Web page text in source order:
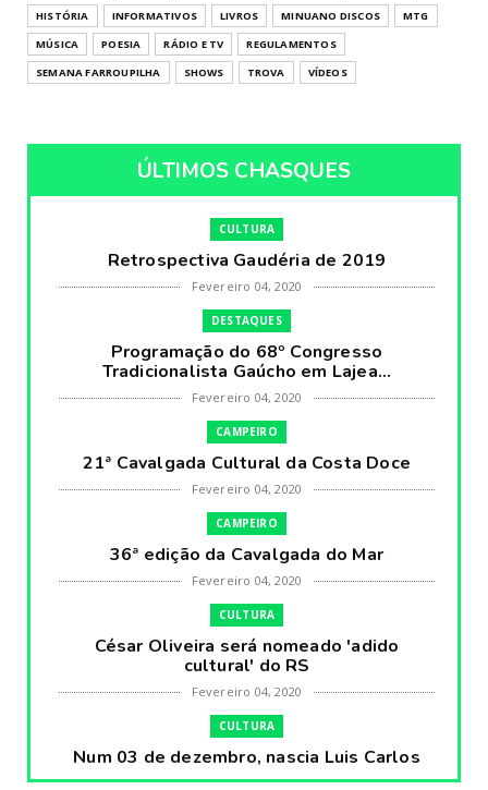
HISTÓRIA
INFORMATIVOS LIVROS MINUANO DISCOS
MTG
MÚSICA
POESIA RÁDIO E TV
REGULAMENTOS
SEMANA FARROUPILHA
SHOWS TROVA VÍDEOS
ÚLTIMOS CHASQUES
CULTURA
Retrospectiva Gaudéria de 2019
Fevereiro 04, 2020
DESTAQUES
Programação do 68º Congresso
Tradicionalista Gaúcho em Lajea...
Fevereiro 04, 2020
CAMPEIRO
21ª Cavalgada Cultural da Costa Doce
Fevereiro 04, 2020
CAMPEIRO
36ª edição da Cavalgada do Mar
Fevereiro 04, 2020
CULTURA
César Oliveira será nomeado 'adido
cultural' do RS
Fevereiro 04, 2020
CULTURA
Num 03 de dezembro, nascia Luis Carlos
Prestes, o Cavaleiro ...